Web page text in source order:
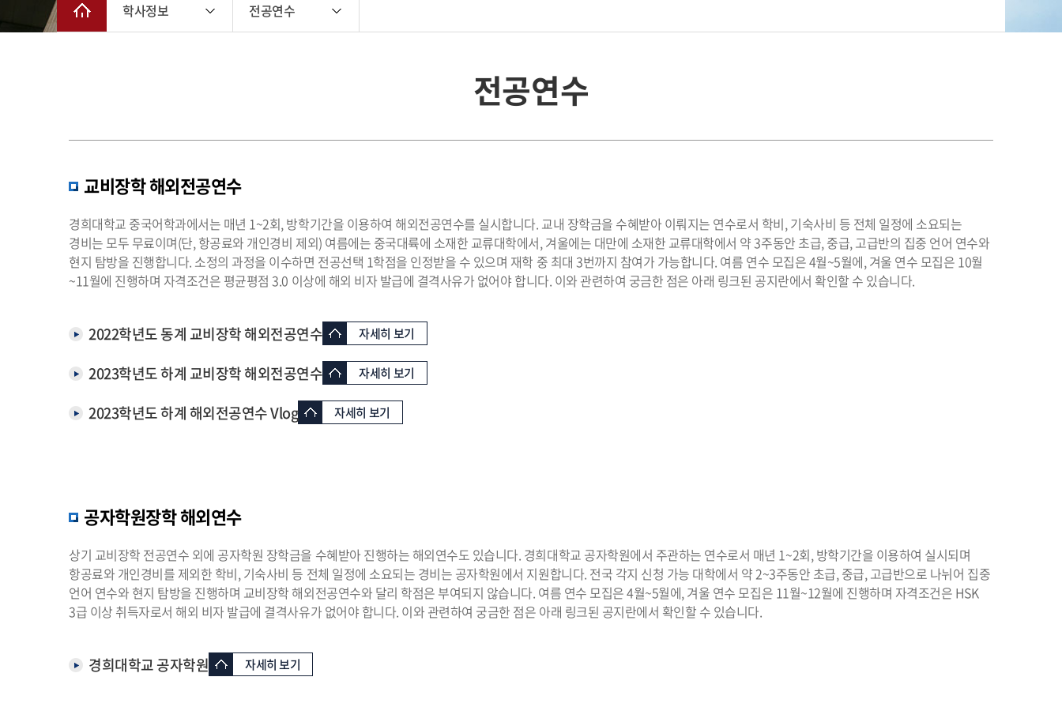
학사정보 전공연수
전공연수
교비장학 해외전공연수
경희대학교 중국어학과에서는 매년 1~2회, 방학기간을 이용하여 해외전공연수를 실시합니다. 교내 장학금을 수혜받아 이뤄지는 연수로서 학비, 기숙사비 등 전체 일정에 소요되는
경비는 모두 무료이며(단, 항공료와 개인경비 제외) 여름에는 중국대륙에 소재한 교류대학에서, 겨울에는 대만에 소재한 교류대학에서 약 3주동안 초급, 중급, 고급반의 집중 언어 연수와
현지 탐방을 진행합니다. 소정의 과정을 이수하면 전공선택 1학점을 인정받을 수 있으며 재학 중 최대 3번까지 참여가 가능합니다. 여름 연수 모집은 4월~5월에, 겨울 연수 모집은 10월
~11월에 진행하며 자격조건은 평균평점 3.0 이상에 해외 비자 발급에 결격사유가 없어야 합니다. 이와 관련하여 궁금한 점은 아래 링크된 공지란에서 확인할 수 있습니다.
2022학년도 동계 교비장학 해외전공연수 자세히 보기
2023학년도 하계 교비장학 해외전공연수 자세히 보기
2023학년도 하계 해외전공연수 Vlog 자세히 보기
공자학원장학 해외연수
상기 교비장학 전공연수 외에 공자학원 장학금을 수혜받아 진행하는 해외연수도 있습니다. 경희대학교 공자학원에서 주관하는 연수로서 매년 1~2회, 방학기간을 이용하여 실시되며
항공료와 개인경비를 제외한 학비, 기숙사비 등 전체 일정에 소요되는 경비는 공자학원에서 지원합니다. 전국 각지 신청 가능 대학에서 약 2~3주동안 초급, 중급, 고급반으로 나뉘어 집중
언어 연수와 현지 탐방을 진행하며 교비장학 해외전공연수와 달리 학점은 부여되지 않습니다. 여름 연수 모집은 4월~5월에, 겨울 연수 모집은 11월~12월에 진행하며 자격조건은 HSK
3급 이상 취득자로서 해외 비자 발급에 결격사유가 없어야 합니다. 이와 관련하여 궁금한 점은 아래 링크된 공지란에서 확인할 수 있습니다.
경희대학교 공자학원 자세히 보기